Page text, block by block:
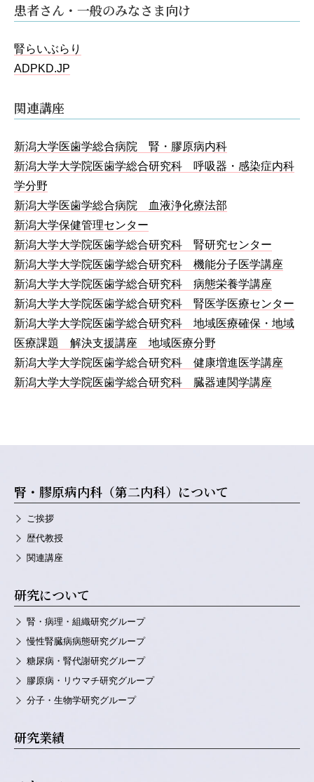
患者さん・一般のみなさま向け
腎らいぶらり
ADPKD.JP
関連講座
新潟大学医歯学総合病院 腎・膠原病内科
新潟大学大学院医歯学総合研究科 呼吸器・感染症内科
学分野
新潟大学医歯学総合病院 血液浄化療法部
新潟大学保健管理センター
新潟大学大学院医歯学総合研究科 腎研究センター
新潟大学大学院医歯学総合研究科 機能分子医学講座
新潟大学大学院医歯学総合研究科 病態栄養学講座
新潟大学大学院医歯学総合研究科 腎医学医療センター
新潟大学大学院医歯学総合研究科 地域医療確保・地域
医療課題 解決支援講座 地域医療分野
新潟大学大学院医歯学総合研究科 健康増進医学講座
新潟大学大学院医歯学総合研究科 臓器連関学講座
腎・膠原病内科（第二内科）について
ご挨拶
歴代教授
関連講座
研究について
腎・病理・組織研究グループ
慢性腎臓病病態研究グループ
糖尿病・腎代謝研究グループ
膠原病・リウマチ研究グループ
分子・生物学研究グループ
研究業績